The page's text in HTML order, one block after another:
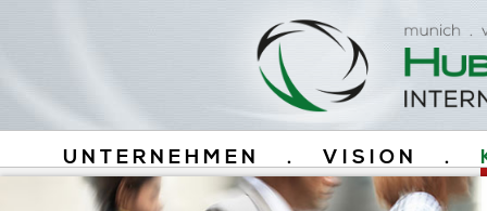
UNTERNEHMEN . VISION .